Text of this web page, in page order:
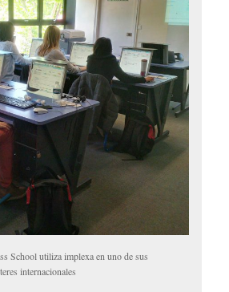
School utiliza implexa en uno de sus
internacionales